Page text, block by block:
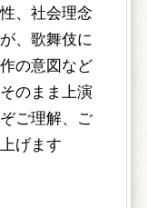
、社会理念
、歌舞伎に
の意図など
のまま上演
ご理解、ご
げます